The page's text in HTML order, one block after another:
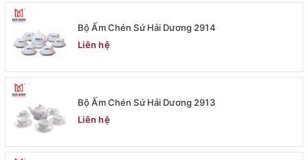
Bộ Ấm Chén Sứ Hải Dương 2914
Liên hệ
Bộ Ấm Chén Sứ Hải Dương 2913
Liên hệ